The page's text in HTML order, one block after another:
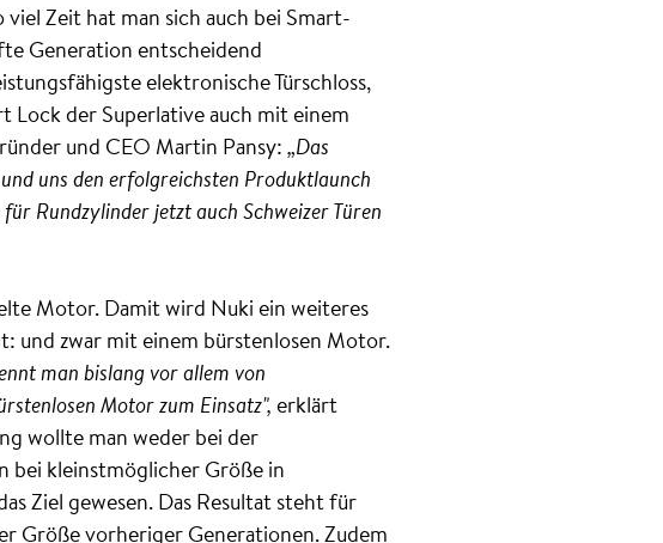
Zeit hat man sich auch bei Smart-
Generation entscheidend
elektronische Türschloss,
Lock der Superlative auch mit einem
und CEO Martin Pansy:„Das
uns den erfolgreichsten Produktlaunch
Rundzylinder jetzt auch Schweizer Türen
Motor. Damit wird Nuki ein weiteres
und zwar mit einem bürstenlosen Motor.
man bislang vor allem von
Motor zum Einsatz",erklärt
wollte man weder bei der
bei kleinstmöglicher Größe in
Ziel gewesen. Das Resultat steht für
Größe vorheriger Generationen. Zudem